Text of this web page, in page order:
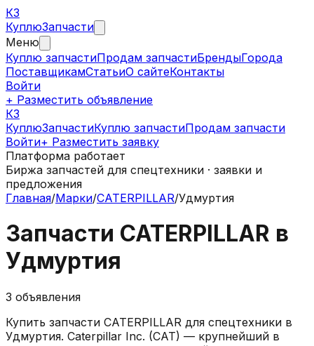
КЗ
КуплюЗапчасти
Меню
Куплю запчастиПродам запчастиБрендыГорода
ПоставщикамСтатьиО сайтеКонтакты
Войти
+ Разместить объявление
КЗ
КуплюЗапчастиКуплю запчастиПродам запчасти
Войти+ Разместить заявку
Платформа работает
Биржа запчастей для спецтехники · заявки и
предложения
Главная/Марки/CATERPILLAR/Удмуртия
Запчасти CATERPILLAR в
Удмуртия
3 объявления
Купить запчасти CATERPILLAR для спецтехники в
Удмуртия. Caterpillar Inc. (CAT) — крупнейший в